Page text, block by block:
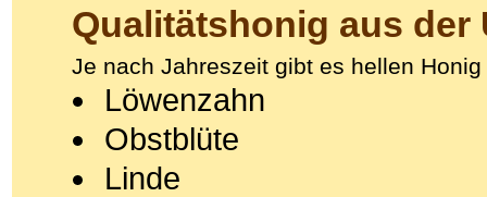
Qualitätshonig aus der
Je nach Jahreszeit gibt es hellen Honig
Löwenzahn
Obstblüte
Linde